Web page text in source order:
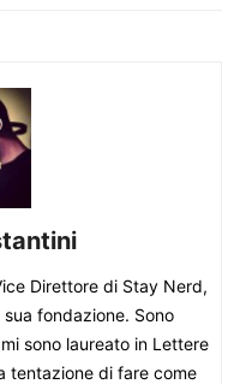
Direttore di Stay Nerd,
fondazione. Sono
sono laureato in Lettere
tentazione di fare come